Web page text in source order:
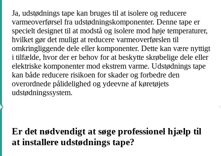
Ja, udstødnings tape kan bruges til at isolere og reducere
varmeoverførsel fra udstødningskomponenter. Denne tape er
specielt designet til at modstå og isolere mod høje temperaturer,
hvilket gør det muligt at reducere varmeoverførslen til
omkringliggende dele eller komponenter. Dette kan være nyttigt
i tilfælde, hvor der er behov for at beskytte skrøbelige dele eller
elektriske komponenter mod ekstrem varme. Udstødnings tape
kan både reducere risikoen for skader og forbedre den
overordnede pålidelighed og ydeevne af køretøjets
udstødningssystem.
Er det nødvendigt at søge professionel hjælp til
at installere udstødnings tape?